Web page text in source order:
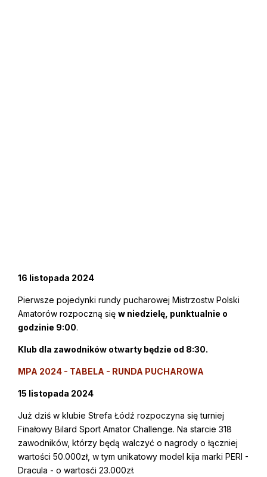
16 listopada 2024
Pierwsze pojedynki rundy pucharowej Mistrzostw Polski
Amatorów rozpoczną się w niedzielę, punktualnie o
godzinie 9:00.
Klub dla zawodników otwarty będzie od 8:30.
MPA 2024 - TABELA - RUNDA PUCHAROWA
15 listopada 2024
Już dziś w klubie Strefa Łódź rozpoczyna się turniej
Finałowy Bilard Sport Amator Challenge. Na starcie 318
zawodników, którzy będą walczyć o nagrody o łączniej
wartości 50.000zł, w tym unikatowy model kija marki PERI -
Dracula - o wartosći 23.000zł.